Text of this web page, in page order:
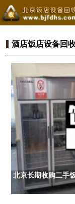
酒店饭店设备回
北京长期收购二手